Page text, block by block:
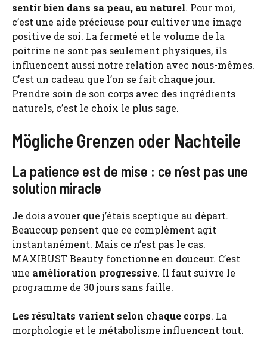
sentir bien dans sa peau, au naturel. Pour moi,
c’est une aide précieuse pour cultiver une image
positive de soi. La fermeté et le volume de la
poitrine ne sont pas seulement physiques, ils
influencent aussi notre relation avec nous-mêmes.
C’est un cadeau que l’on se fait chaque jour.
Prendre soin de son corps avec des ingrédients
naturels, c’est le choix le plus sage.
Mögliche Grenzen oder Nachteile
La patience est de mise : ce n’est pas une
solution miracle
Je dois avouer que j’étais sceptique au départ.
Beaucoup pensent que ce complément agit
instantanément. Mais ce n’est pas le cas.
MAXIBUST Beauty fonctionne en douceur. C’est
une amélioration progressive. Il faut suivre le
programme de 30 jours sans faille.
Les résultats varient selon chaque corps. La
morphologie et le métabolisme influencent tout.